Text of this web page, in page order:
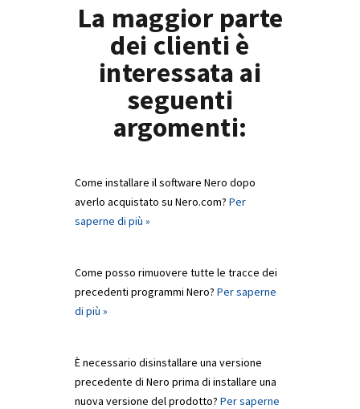
La maggior parte
dei clienti è
interessata ai
seguenti
argomenti:
Come installare il software Nero dopo
averlo acquistato su Nero.com? Per
saperne di più »
Come posso rimuovere tutte le tracce dei
precedenti programmi Nero? Per saperne
di più »
È necessario disinstallare una versione
precedente di Nero prima di installare una
nuova versione del prodotto? Per saperne